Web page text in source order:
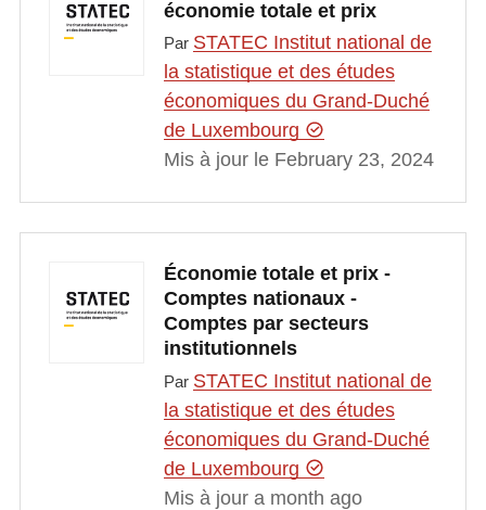
économie totale et prix
Par STATEC Institut national de
la statistique et des études
économiques du Grand-Duché
de Luxembourg
Mis à jour le February 23, 2024
Économie totale et prix -
Comptes nationaux -
Comptes par secteurs
institutionnels
Par STATEC Institut national de
la statistique et des études
économiques du Grand-Duché
de Luxembourg
Mis à jour a month ago